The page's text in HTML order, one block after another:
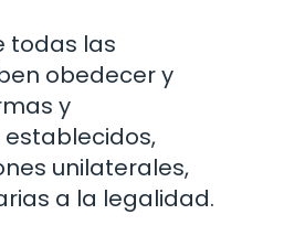
todas las
obedecer y
y
unilaterales,
a la legalidad.